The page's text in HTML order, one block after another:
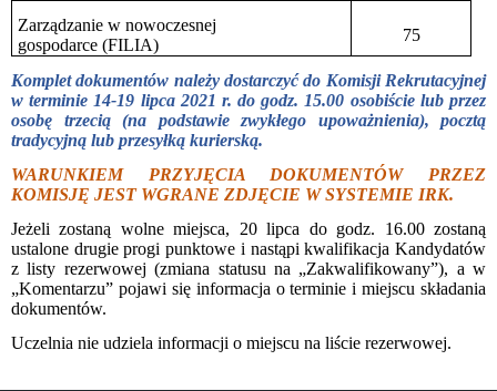
Zarządzanie w nowoczesnej
gospodarce (FILIA)
75
Komplet dokumentów należy dostarczyć do Komisji Rekrutacyjnej
w terminie 14-19 lipca 2021 r. do godz. 15.00 osobiście lub przez
osobę trzecią (na podstawie zwykłego upoważnienia), pocztą
tradycyjną lub przesyłką kurierską.
WARUNKIEM PRZYJĘCIA DOKUMENTÓW PRZEZ
KOMISJĘ JEST WGRANE ZDJĘCIE W SYSTEMIE IRK.
Jeżeli zostaną wolne miejsca, 20 lipca do godz. 16.00 zostaną
ustalone drugie progi punktowe i nastąpi kwalifikacja Kandydatów
z listy rezerwowej (zmiana statusu na „Zakwalifikowany”), a w
„Komentarzu” pojawi się informacja o terminie i miejscu składania
dokumentów.
Uczelnia nie udziela informacji o miejscu na liście rezerwowej.